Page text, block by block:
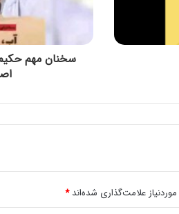
حلول
علیهم
سخنان مهم حکیم
علامت‌گذاری شده‌اند*